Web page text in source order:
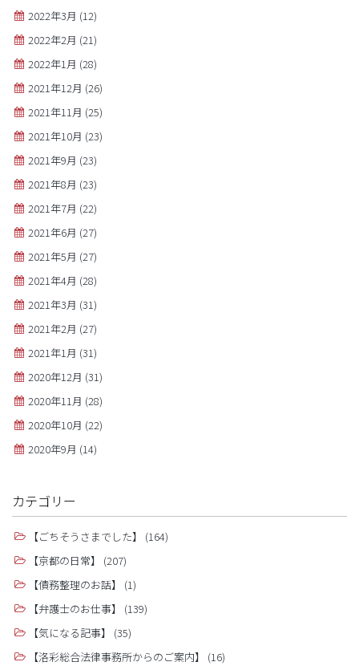
2022年3月 (12)
2022年2月 (21)
2022年1月 (28)
2021年12月 (26)
2021年11月 (25)
2021年10月 (23)
2021年9月 (23)
2021年8月 (23)
2021年7月 (22)
2021年6月 (27)
2021年5月 (27)
2021年4月 (28)
2021年3月 (31)
2021年2月 (27)
2021年1月 (31)
2020年12月 (31)
2020年11月 (28)
2020年10月 (22)
2020年9月 (14)
カテゴリー
【ごちそうさまでした】
(164)
【京都の日常】
(207)
【債務整理のお話】
(1)
【弁護士のお仕事】
(139)
【気になる記事】
(35)
【洛彩総合法律事務所からのご案内】
(16)